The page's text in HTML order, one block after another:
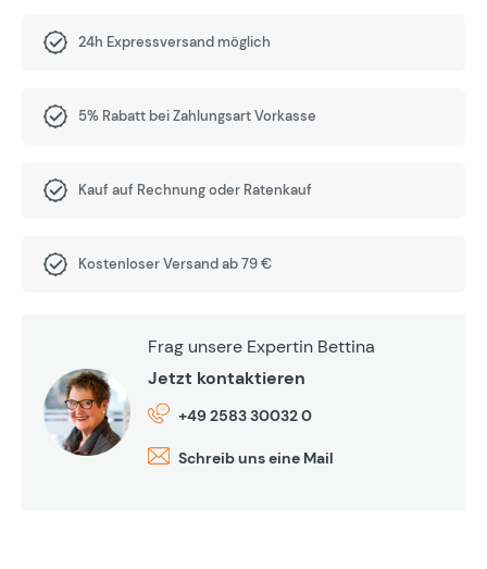
24h Expressversand möglich
5% Rabatt bei Zahlungsart Vorkasse
Kauf auf Rechnung oder Ratenkauf
Kostenloser Versand ab 79 €
Frag unsere Expertin Bettina
Jetzt kontaktieren
+49 2583 30032 0
Schreib uns eine Mail